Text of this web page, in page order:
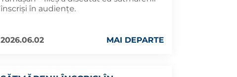
înscriși în audiențe.
2026.06.02 MAI DEPARTE